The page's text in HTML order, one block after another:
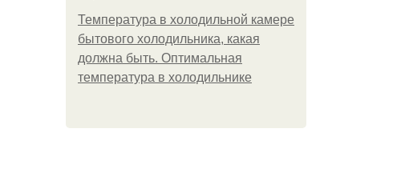
Температура в холодильной камере
бытового холодильника, какая
должна быть. Оптимальная
температура в холодильнике